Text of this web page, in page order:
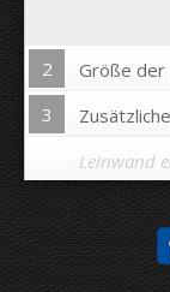
2
Größe der
3
Leinwand